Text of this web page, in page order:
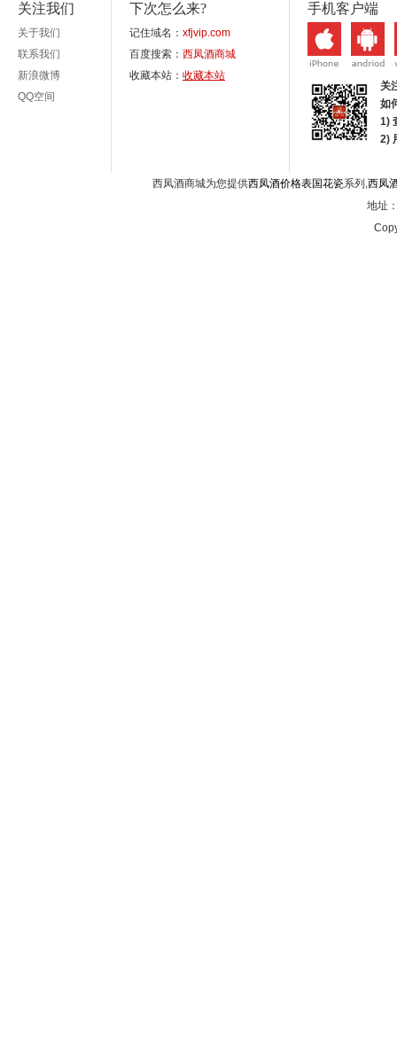
关注我们
关于我们
联系我们
新浪微博
QQ空间
下次怎么来?
记住域名： xfjvip.com
百度搜索： 西凤酒商城
收藏本站： 收藏本站
手机客户端
关
如
1)
2)
西凤酒商城为您提供西凤酒价格表国花瓷系列,西凤
地址